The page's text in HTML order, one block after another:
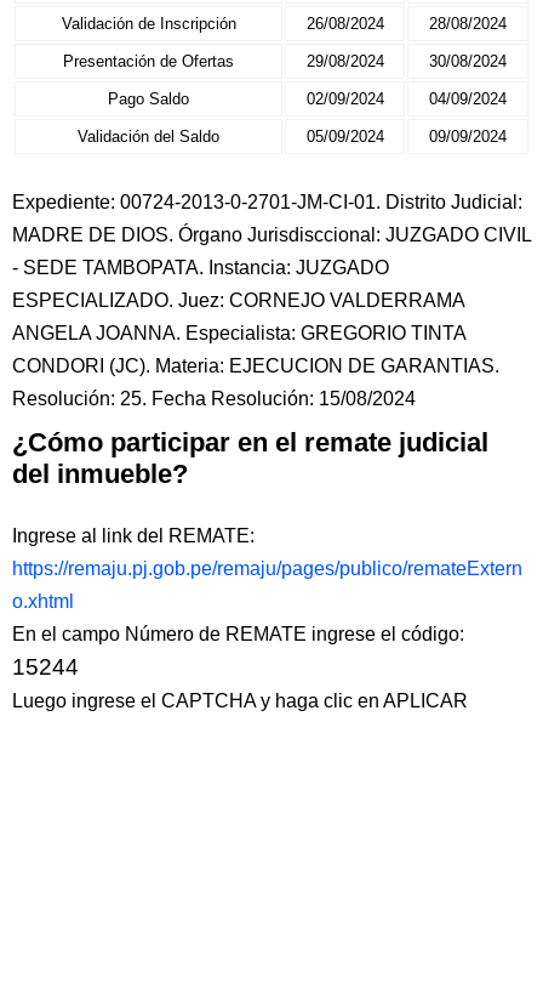
Validación de Inscripción 26/08/2024 28/08/2024
Presentación de Ofertas 29/08/2024 30/08/2024
Pago Saldo 02/09/2024 04/09/2024
Validación del Saldo 05/09/2024 09/09/2024
Expediente: 00724-2013-0-2701-JM-CI-01. Distrito Judicial:
MADRE DE DIOS. Órgano Jurisdisccional: JUZGADO CIVIL
- SEDE TAMBOPATA. Instancia: JUZGADO
ESPECIALIZADO. Juez: CORNEJO VALDERRAMA
ANGELA JOANNA. Especialista: GREGORIO TINTA
CONDORI (JC). Materia: EJECUCION DE GARANTIAS.
Resolución: 25. Fecha Resolución: 15/08/2024
¿Cómo participar en el remate judicial
del inmueble?
Ingrese al link del REMATE:
https://remaju.pj.gob.pe/remaju/pages/publico/remateExtern
o.xhtml
En el campo Número de REMATE ingrese el código:
15244
Luego ingrese el CAPTCHA y haga clic en APLICAR